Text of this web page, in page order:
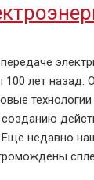
лет назад.
созданию
недавно